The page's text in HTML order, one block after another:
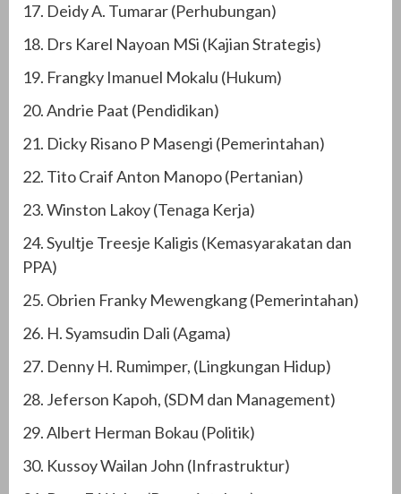
17. Deidy A. Tumarar (Perhubungan)
18. Drs Karel Nayoan MSi (Kajian Strategis)
19. Frangky Imanuel Mokalu (Hukum)
20. Andrie Paat (Pendidikan)
21. Dicky Risano P Masengi (Pemerintahan)
22. Tito Craif Anton Manopo (Pertanian)
23. Winston Lakoy (Tenaga Kerja)
24. Syultje Treesje Kaligis (Kemasyarakatan dan
PPA)
25. Obrien Franky Mewengkang (Pemerintahan)
26. H. Syamsudin Dali (Agama)
27. Denny H. Rumimper, (Lingkungan Hidup)
28. Jeferson Kapoh, (SDM dan Management)
29. Albert Herman Bokau (Politik)
30. Kussoy Wailan John (Infrastruktur)